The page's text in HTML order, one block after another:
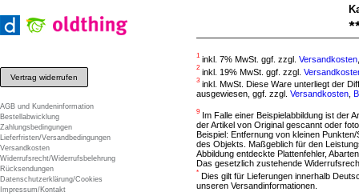
Vertrag widerrufen
AGB und Kundeninformation
Bestellabwicklung
Zahlungsbedingungen
Lieferfristen/Versandbedingungen
Versandkosten
Widerrufsrecht/Widerrufsbelehrung
Rücksendungen
Datenschutzerklärung/Cookies
Impressum/Kontakt
1 inkl. 7% MwSt. ggf. zzgl. Versandkosten
2 inkl. 19% MwSt. ggf. zzgl.
3 inkl. MwSt. Diese Ware unterliegt der
ausgewiesen, ggf. zzgl. Versandkosten
9
Im Falle einer Beispielabbildung ist der
der Artikel von Original gescannt oder
Beispiel: Entfernung von kleinen
des Objekts. Maßgeblich für den
Abbildung entdeckte Plattenfehler,
Das gesetzlich zustehende
* Dies gilt für Lieferungen innerhalb
unseren Versandinformationen.